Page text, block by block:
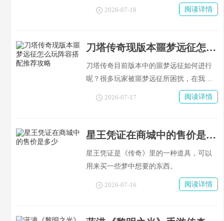
么大家实力的发展就会更加完美了，在单
职业迷失这个单职业游戏中我们也可以通
2026-07-18 阅读详情
刀塔传奇现版本噩梦远征怎么玩阵容搭配推荐攻略
刀塔传奇目前版本中的噩梦远征如何进行
呢？很多玩家被噩梦远征所困扰，在我们
没有幻刺的情况下（或者整个工会都缺
少），对于普通玩家来说，远征确实有一
呢？给大家介绍两个我认为比较好用的队
2026-07-17 阅读详情
星王凭证在商城中的售价是多少
星王凭证是《传奇》里的一种道具，可以
用来买一些梦中想要的东西。
2026-07-16 阅读详情